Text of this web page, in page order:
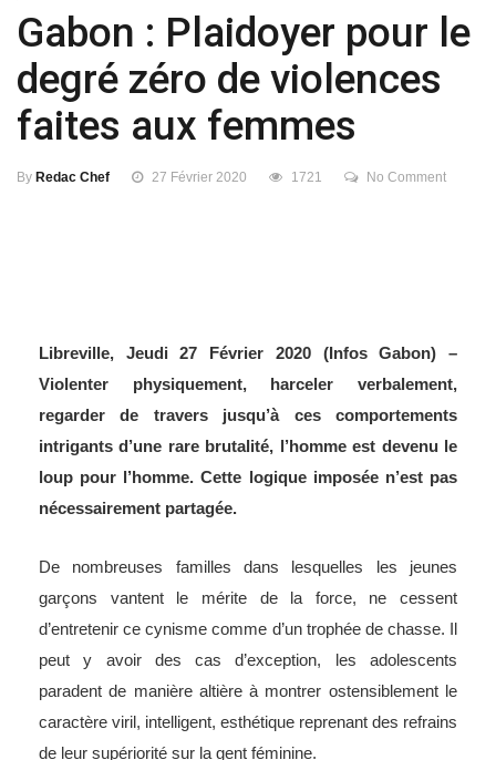
Gabon : Plaidoyer pour le
degré zéro de violences
faites aux femmes
By Redac Chef 27 Février 2020 1721 No Comment
Libreville, Jeudi 27 Février 2020 (Infos Gabon) –
Violenter physiquement, harceler verbalement,
regarder de travers jusqu’à ces comportements
intrigants d’une rare brutalité, l’homme est devenu le
loup pour l’homme. Cette logique imposée n’est pas
nécessairement partagée.
De nombreuses familles dans lesquelles les jeunes
garçons vantent le mérite de la force, ne cessent
d’entretenir ce cynisme comme d’un trophée de chasse. Il
peut y avoir des cas d’exception, les adolescents
paradent de manière altière à montrer ostensiblement le
caractère viril, intelligent, esthétique reprenant des refrains
de leur supériorité sur la gent féminine.